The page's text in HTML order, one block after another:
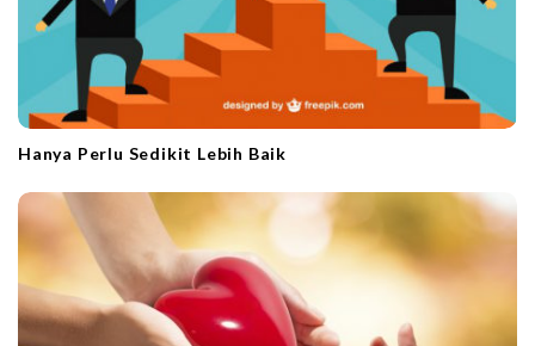
Hanya Perlu Sedikit Lebih Baik